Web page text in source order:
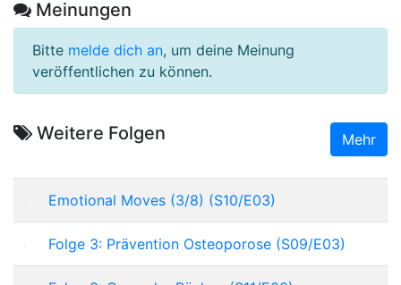
Meinungen
Bitte melde dich an, um deine Meinung
veröffentlichen zu können.
Weitere Folgen Mehr
Emotional Moves (3/8) (S10/E03)
Folge 3: Prävention Osteoporose (S09/E03)